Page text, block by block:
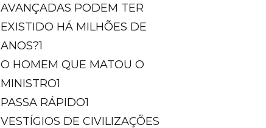
AVANÇADAS PODEM TER
EXISTIDO HÁ MILHÕES DE
ANOS?1
O HOMEM QUE MATOU O
MINISTRO1
PASSA RÁPIDO1
VESTÍGIOS DE CIVILIZAÇÕES